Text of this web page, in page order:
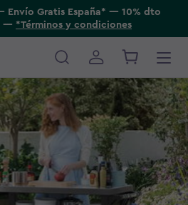
Envío Gratis España* ---- 10% dto
*Términos y condiciones